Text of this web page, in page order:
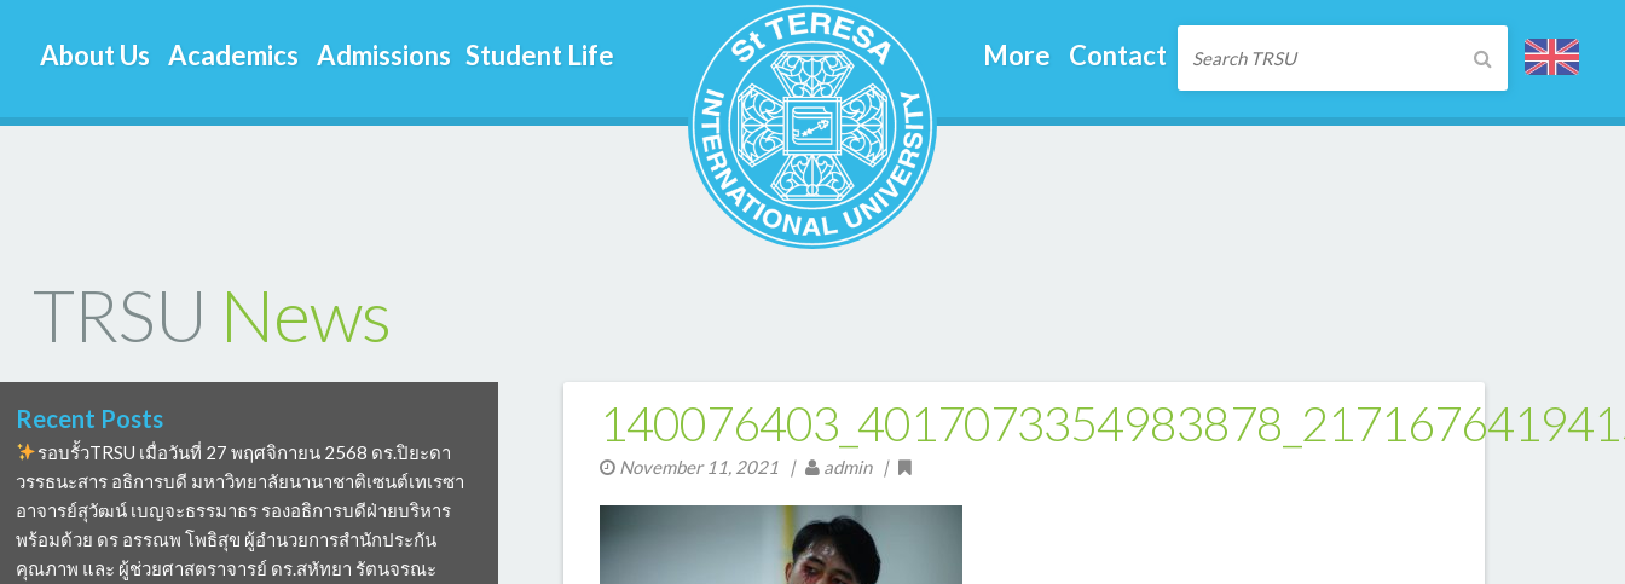
About Us Academics Admissions Student Life More Contact
TRSU News
Recent Posts
รอบรั้วTRSU เมื่อวันที่ 27 พฤศจิกายน 2568 ดร.ปิยะดา
วรรธนะสาร อธิการบดี มหาวิทยาลัยนานาชาติเซนต์เทเรซา
อาจารย์สุวัฒน์ เบญจะธรรมาธร รองอธิการบดีฝ่ายบริหาร
พร้อมด้วย ดร อรรณพ โพธิสุข ผู้อำนวยการสำนักประกัน
คุณภาพ และ ผู้ช่วยศาสตราจารย์ ดร.สหัทยา รัตนจรณะ
November 11, 2021| admin |